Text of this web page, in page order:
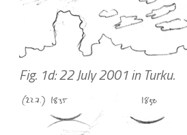
Fig. 1d: 22 July 2001 in Turku.